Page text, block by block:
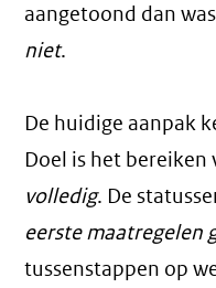
aangetoond dan
niet.
De huidige aanpak
Doel is het bereiken
volledig. De
eerste maatregelen
tussenstappen op